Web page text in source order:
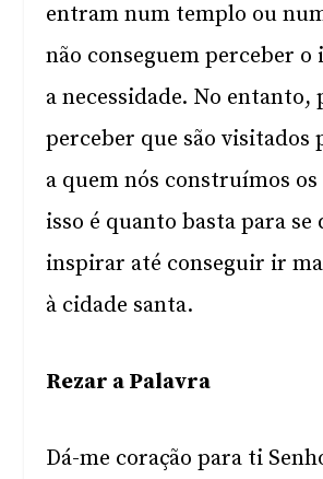
entram num templo ou
não conseguem perceber o
a necessidade. No entanto,
perceber que são visitados
a quem nós construímos
isso é quanto basta para se
inspirar até conseguir ir
à cidade santa.
Rezar a Palavra
Dá-me coração para ti